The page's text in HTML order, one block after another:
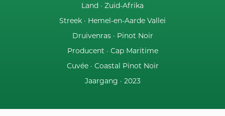
Land · Zuid-Afrika
Streek · Hemel-en-Aarde Vallei
Druivenras · Pinot Noir
Producent · Cap Maritime
Cuvée · Coastal Pinot Noir
Jaargang · 2023